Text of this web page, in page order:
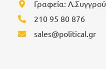
Γραφεία:
210 95 80 876
sales@political.gr